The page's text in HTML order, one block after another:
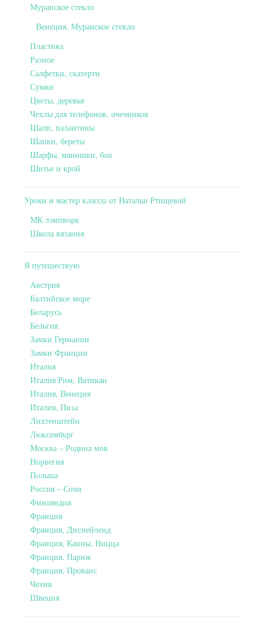
Муранское стекло
Венеция, Муранское стекло
Пластика
Разное
Салфетки, скатерти
Сумки
Цветы, деревья
Чехлы для телефонов, очечников
Шали, палантины
Шапки, береты
Шарфы, манишки, боа
Шитье и крой
Уроки и мастер классы от Натальи Ртищевой
МК лэмпворк
Школа вязания
Я путешествую
Австрия
Балтийское море
Беларусь
Бельгия
Замки Германии
Замки Франции
Италия
Италия Рим, Ватикан
Италия, Венеция
Италия, Пиза
Лихтенштейн
Люксембург
Москва – Родина моя
Норвегия
Польша
Россия – Сочи
Финляндия
Франция
Франция, Диснейленд
Франция, Канны, Ницца
Франция, Париж
Франция, Прованс
Чехия
Швеция